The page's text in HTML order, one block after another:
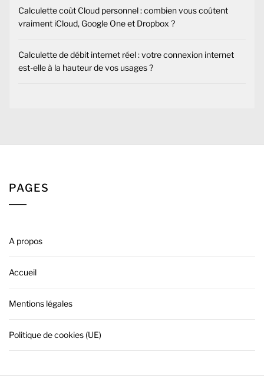
Calculette coût Cloud personnel : combien vous coûtent
vraiment iCloud, Google One et Dropbox ?
Calculette de débit internet réel : votre connexion internet
est-elle à la hauteur de vos usages ?
PAGES
A propos
Accueil
Mentions légales
Politique de cookies (UE)